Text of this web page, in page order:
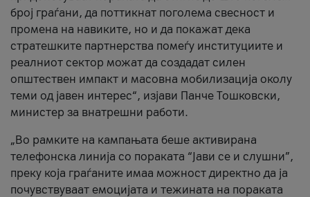
број граѓани, да поттикнат поголема свесност и
промена на навиките, но и да покажат дека
стратешките партнерства помеѓу институциите и
реалниот сектор можат да создадат силен
општествен импакт и масовна мобилизација околу
теми од јавен интерес“, изјави Панче Тошковски,
министер за внатрешни работи.
„Во рамките на кампањата беше активирана
телефонска линија со пораката “Јави се и слушни”,
преку која граѓаните имаа можност директно да ја
почувствуваат емоцијата и тежината на пораката